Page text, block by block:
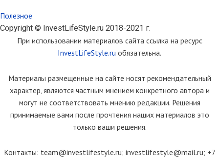
Полезное
Copyright © InvestLifeStyle.ru 2018-2021 г.
При использовании материалов сайта ссылка на ресурс
InvestLifeStyle.ru обязательна.
Материалы размещенные на сайте носят рекомендательный
характер, являются частным мнением конкретного автора и
могут не соответствовать мнению редакции. Решения
принимаемые вами после прочтения наших материалов это
только ваши решения.
Контакты: team@investlifestyle.ru; investlifestyle@mail.ru; +7